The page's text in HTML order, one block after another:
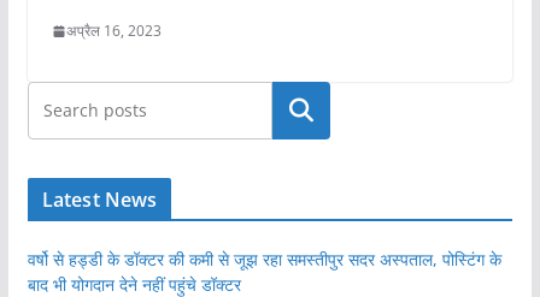
अप्रैल 16, 2023
खोजें
Latest News
वर्षो से हड्डी के डॉक्टर की कमी से जूझ रहा समस्तीपुर सदर अस्पताल, पोस्टिंग के
बाद भी योगदान देने नहीं पहुंचे डॉक्टर